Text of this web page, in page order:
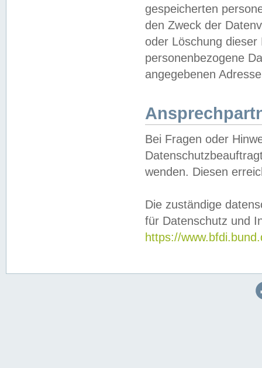
gespeicherten
den Zweck der
oder Löschung
personenbezogene
angegebenen
Bei Fragen oder
wenden. Diesen
Die zuständige
für Datenschutz und
https://